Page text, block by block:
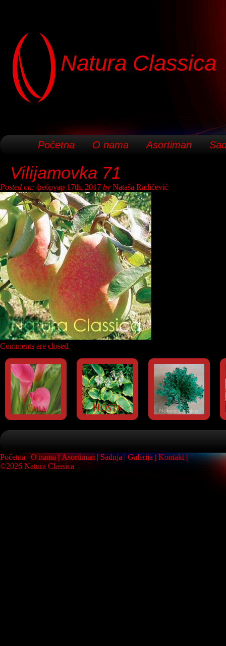
Natura Classica
Početna O nama Asortiman
Vilijamovka 71
Posted on: фебруар 17th, 2017 by Nataša Radičević
Comments are closed.
Početna O nama Asortiman Sadnja Galerija
Kontakt
©2026 Natura Classica